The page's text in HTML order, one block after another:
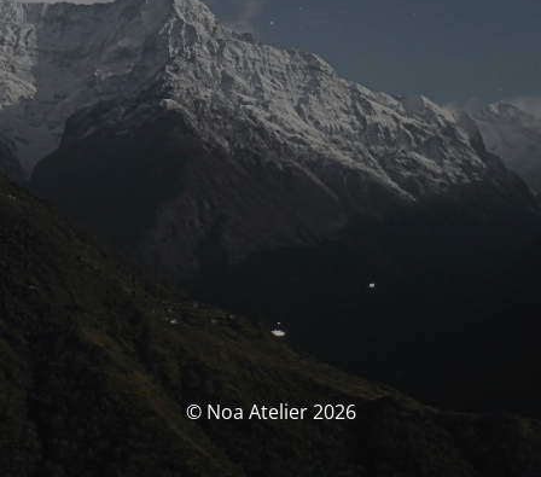
© Noa Atelier 2026